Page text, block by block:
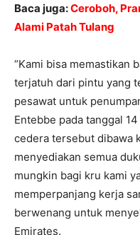
Baca juga:Ceroboh,
Alami Patah Tulang
“Kami bisa memastikan
terjatuh dari pintu yang
pesawat untuk
Entebbe pada tanggal
cedera tersebut dibawa
menyediakan semua
mungkin bagi kru kami
memperpanjang kerja
berwenang untuk
Emirates.